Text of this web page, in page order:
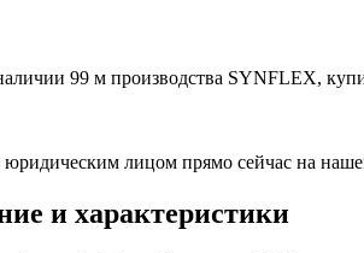
99 м производства SYNFLEX,
юридическим лицом прямо сейчас на
и характеристики